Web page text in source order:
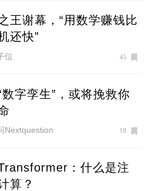
王谢幕，“用数学赚钱比
还快”
位 45
数字孪生”，或将挽救你
Nextquestion 18
：什么是注
算？